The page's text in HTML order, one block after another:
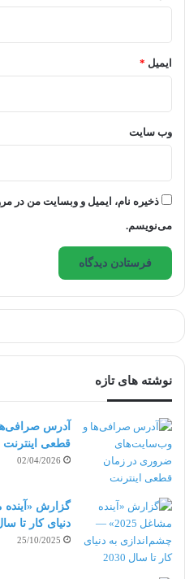
تفاوت لندینگ پیج
(
home page
)
شده‌اند، اما صفحۀ اصلی
شده است. صفحات اصلی
می‌کنند تا نگاهی به
روی لینک‌های بیشتری
بیشتری را در سایت
شامل تمام چیزهایی هستند
می‌کند. در صفحات اصلی
مختلف مطرح می‌شود تا
ایمیل *
وب‌ سایت
ذخیره نام، ایمیل و وبسایت من در
می‌نویسم.
نوشته های تازه
آدرس
قطعی اینترنت
02/04/2026
دنیای کار تا سال
25/10/2025